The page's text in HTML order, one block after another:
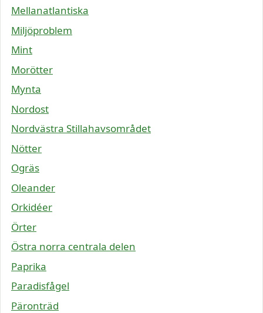
Mellanatlantiska
Miljöproblem
Mint
Morötter
Mynta
Nordost
Nordvästra Stillahavsområdet
Nötter
Ogräs
Oleander
Orkidéer
Örter
Östra norra centrala delen
Paprika
Paradisfågel
Päronträd